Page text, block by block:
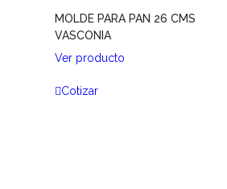
MOLDE PARA PAN 26 CMS
VASCONIA
Ver producto
Cotizar